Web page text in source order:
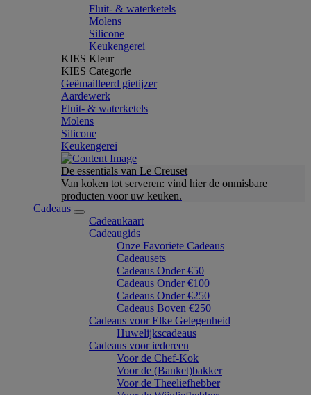
Fluit- & waterketels
Molens
Silicone
Keukengerei
KIES Kleur
KIES Categorie
Geëmailleerd gietijzer
Aardewerk
Fluit- & waterketels
Molens
Silicone
Keukengerei
De essentials van Le Creuset
Van koken tot serveren: vind hier de onmisbare
producten voor uw keuken.
Cadeaus
Cadeaukaart
Cadeaugids
Onze Favoriete Cadeaus
Cadeausets
Cadeaus Onder €50
Cadeaus Onder €100
Cadeaus Onder €250
Cadeaus Boven €250
Cadeaus voor Elke Gelegenheid
Huwelijkscadeaus
Cadeaus voor iedereen
Voor de Chef-Kok
Voor de (Banket)bakker
Voor de Theeliefhebber